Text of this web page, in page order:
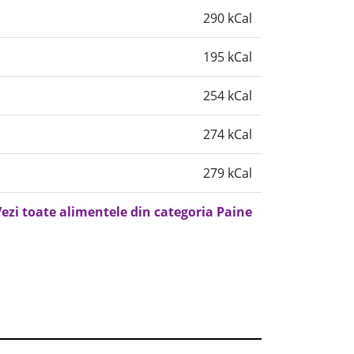
290 kCal
195 kCal
254 kCal
274 kCal
279 kCal
toate alimentele din categoria Paine